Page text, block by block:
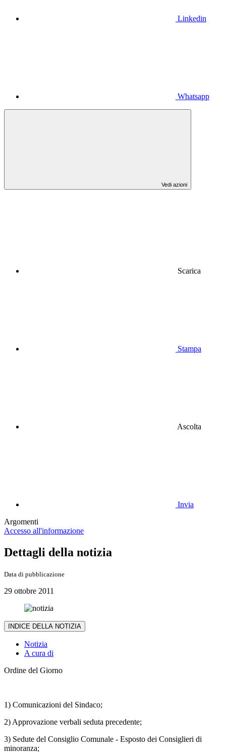
Linkedin
Whatsapp
Vedi azioni
Scarica
Stampa
Ascolta
Invia
Argomenti
Accesso all'informazione
Dettagli della notizia
Data di pubblicazione
29 ottobre 2011
INDICE DELLA NOTIZIA
Notizia
A cura di
Ordine del Giorno
1) Comunicazioni del Sindaco;
2) Approvazione verbali seduta precedente;
3) Sedute del Consiglio Comunale - Esposto dei Consiglieri di
minoranza;